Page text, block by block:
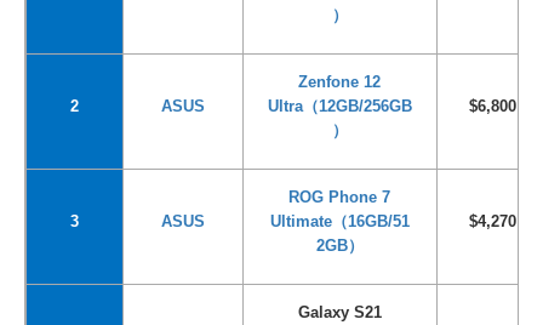
）
2 ASUS
Zenfone 12
Ultra（12GB/256GB
）
$6,800
3 ASUS
ROG Phone 7
Ultimate（16GB/51
2GB）
$4,270
Galaxy S21